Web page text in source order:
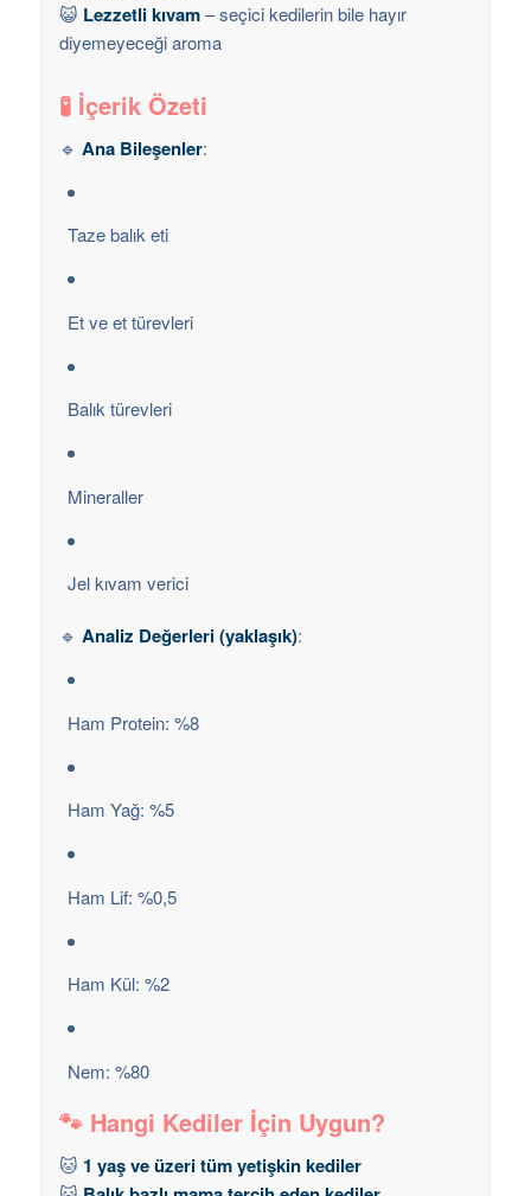
😺 Lezzetli kıvam– seçici kedilerin bile hayır
diyemeyeceği aroma
🧪 İçerik Özeti
🔹 Ana Bileşenler:
Taze balık eti
Et ve et türevleri
Balık türevleri
Mineraller
Jel kıvam verici
🔹 Analiz Değerleri (yaklaşık):
Ham Protein: %8
Ham Yağ: %5
Ham Lif: %0,5
Ham Kül: %2
Nem: %80
🐾 Hangi Kediler İçin Uygun?
🐱 1 yaş ve üzeri tüm yetişkin kediler